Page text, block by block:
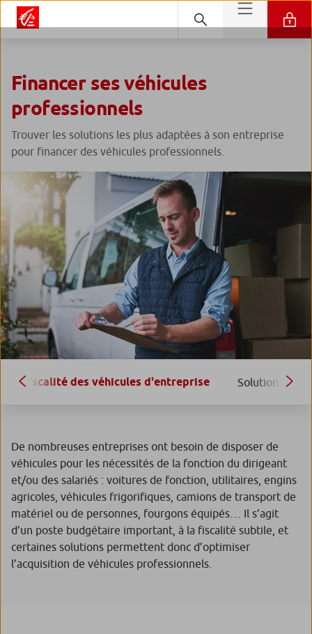
Financer ses véhicules
professionnels
Trouver les solutions les plus adaptées à son entreprise
pour financer des véhicules professionnels.
Fiscalité des véhicules d'entreprise Solutions de
De nombreuses entreprises ont besoin de disposer de
véhicules pour les nécessités de la fonction du dirigeant
et/ou des salariés : voitures de fonction, utilitaires, engins
agricoles, véhicules frigorifiques, camions de transport de
matériel ou de personnes, fourgons équipés… Il s’agit
d’un poste budgétaire important, à la fiscalité subtile, et
certaines solutions permettent donc d’optimiser
l’acquisition de véhicules professionnels.